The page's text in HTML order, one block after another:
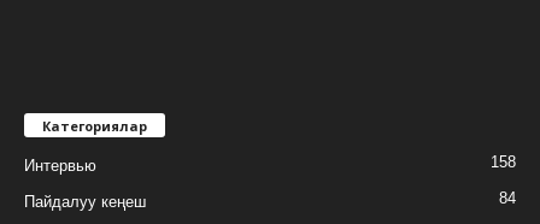
Категориялар
Интервью 158
Пайдалуу кеңеш 84